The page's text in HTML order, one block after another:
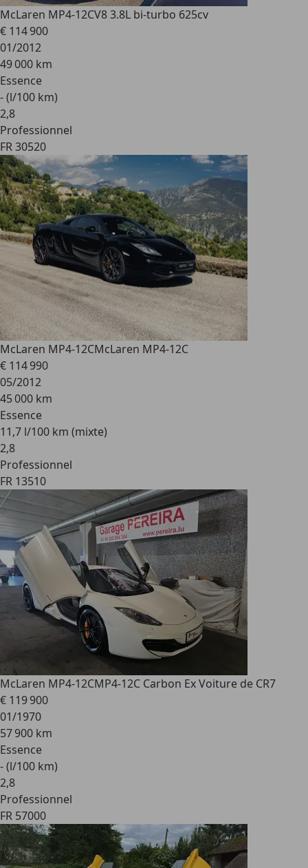
McLaren MP4-12CV8 3.8L bi-turbo 625cv
€ 114 900
01/2012
49 000 km
Essence
- (l/100 km)
2,8
Professionnel
FR 30520
McLaren MP4-12CMcLaren MP4-12C
€ 114 990
05/2012
45 000 km
Essence
11,7 l/100 km (mixte)
2,8
Professionnel
FR 13510
McLaren MP4-12CMP4-12C Carbon Ex Voiture de CR7
€ 119 900
01/1970
57 900 km
Essence
- (l/100 km)
2,8
Professionnel
FR 57000